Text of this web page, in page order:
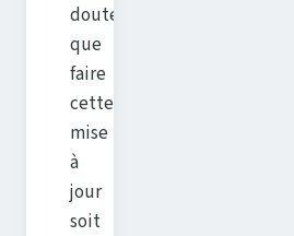
doute
que
faire
cette
mise
à
jour
soit